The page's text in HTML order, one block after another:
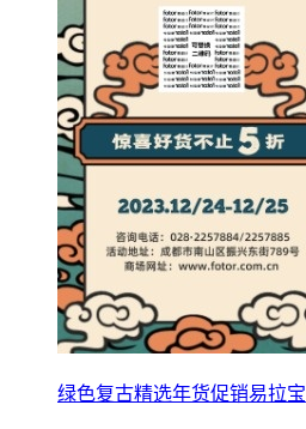
绿色复古精选年货促销易拉宝